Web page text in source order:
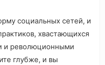
социальных сетей, и
хвастающихся
и революционными
глубже, и вы